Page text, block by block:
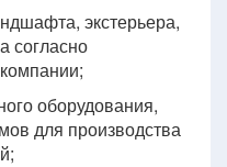
экстерьера,
согласно
оборудования,
для производства